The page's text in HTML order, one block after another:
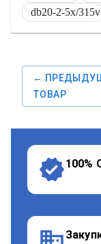
db20-2-5x/315v
←
ТОВАР
100%